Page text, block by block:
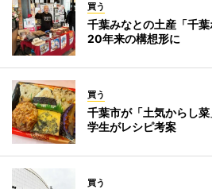
買う
千葉みなとの土産「千
20年来の構想形に
買う
千葉市が「土気からし
学生がレシピ考案
買う